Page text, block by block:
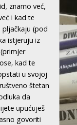
znamo već,
i kad te
pljačkaju (pod
istjeruju iz
kad te
u svojoj
štetan
da
upućuješ
govoriti